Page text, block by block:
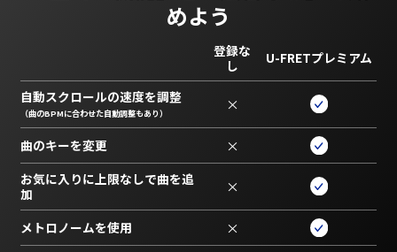
めよう
登録な
し
U-FRETプレミアム
自動スクロールの速度を調整
（曲のBPMに合わせた自動調整もあり） ×
曲のキーを変更 ×
お気に入りに上限なしで曲を追
加
×
メトロノームを使用 ×